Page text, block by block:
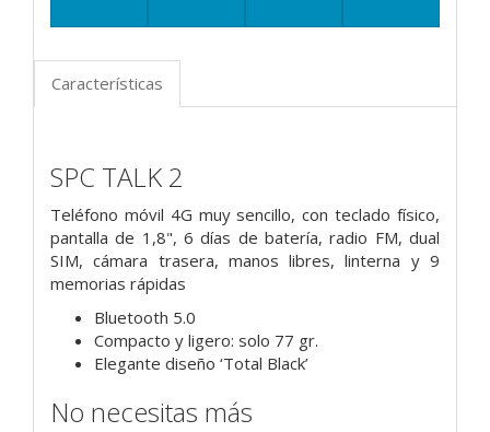
Características
SPC TALK 2
Teléfono móvil 4G muy sencillo, con teclado físico,
pantalla de 1,8", 6 días de batería, radio FM, dual
SIM, cámara trasera, manos libres, linterna y 9
memorias rápidas
Bluetooth 5.0
Compacto y ligero: solo 77 gr.
Elegante diseño ‘Total Black’
No necesitas más